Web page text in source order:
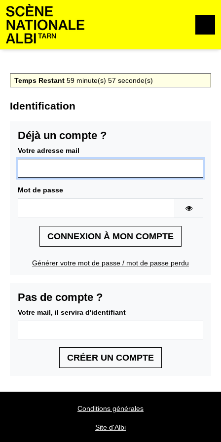
Aller au contenu
Temps Restant 59 minute(s) 57 seconde(s)
Identification
Déjà un compte ?
Votre adresse mail
Mot de passe
CONNEXION À MON COMPTE
Générer votre mot de passe / mot de passe perdu
Pas de compte ?
Votre mail, il servira d'identifiant
CRÉER UN COMPTE
Conditions générales
Site d'Albi